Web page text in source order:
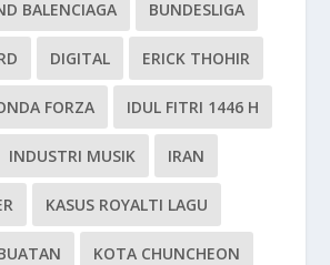
BALENCIAGA BUNDESLIGA
DIGITAL ERICK THOHIR
FORZA IDUL FITRI 1446 H
INDUSTRI MUSIK IRAN
KASUS ROYALTI LAGU
KOTA CHUNCHEON